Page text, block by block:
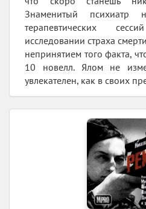
Знаменитый психиатр
терапевтических
исследовании страха
непринятием того факта,
10 новелл. Ялом не
увлекателен, как в своих